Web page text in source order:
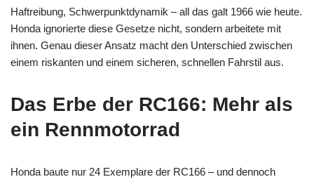
Haftreibung, Schwerpunktdynamik – all das galt 1966 wie heute.
Honda ignorierte diese Gesetze nicht, sondern arbeitete mit
ihnen. Genau dieser Ansatz macht den Unterschied zwischen
einem riskanten und einem sicheren, schnellen Fahrstil aus.
Das Erbe der RC166: Mehr als
ein Rennmotorrad
Honda baute nur 24 Exemplare der RC166 – und dennoch